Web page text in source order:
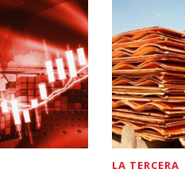
LA TERCERA